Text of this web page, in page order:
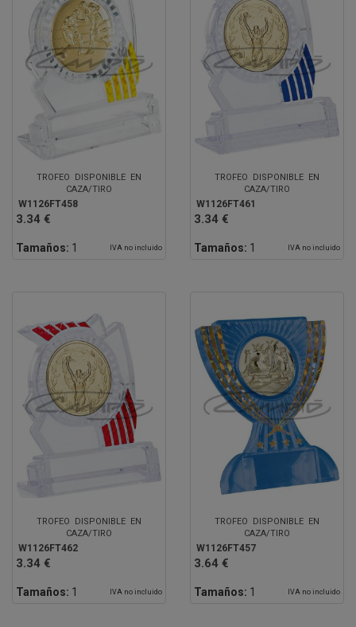
TROFEO DISPONIBLE EN
CAZA/TIRO
W1126FT458
3.34 €
Tamaños: 1 IVA no incluido
TROFEO DISPONIBLE EN
CAZA/TIRO
W1126FT461
3.34 €
Tamaños: 1 IVA no incluido
TROFEO DISPONIBLE EN
CAZA/TIRO
W1126FT462
3.34 €
Tamaños: 1 IVA no incluido
TROFEO DISPONIBLE EN
CAZA/TIRO
W1126FT457
3.64 €
Tamaños: 1 IVA no incluido